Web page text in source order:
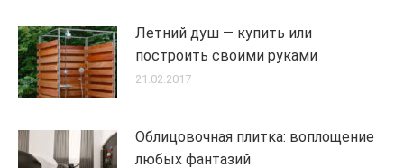
Летний душ — купить или
построить своими руками
21.02.2017
Облицовочная плитка: воплощение
любых фантазий